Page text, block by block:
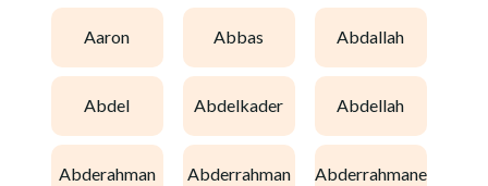
aaron abbas abdallah
abdel abdelkader abdellah
abderahman abderrahman abderrahmane